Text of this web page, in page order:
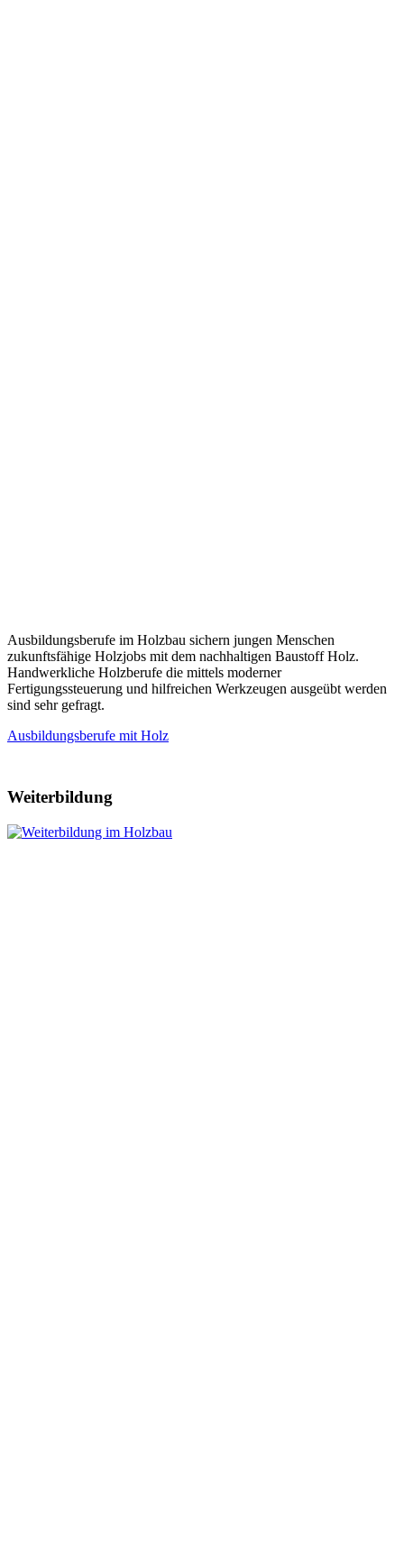
Ausbildungsberufe im Holzbau sichern jungen Menschen
zukunftsfähige Holzjobs mit dem nachhaltigen Baustoff Holz.
Handwerkliche Holzberufe die mittels moderner
Fertigungssteuerung und hilfreichen Werkzeugen ausgeübt werden
sind sehr gefragt.
Ausbildungsberufe mit Holz
Weiterbildung